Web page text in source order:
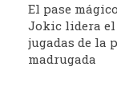
El pase
Jokic lidera el
jugadas de la
madrugada